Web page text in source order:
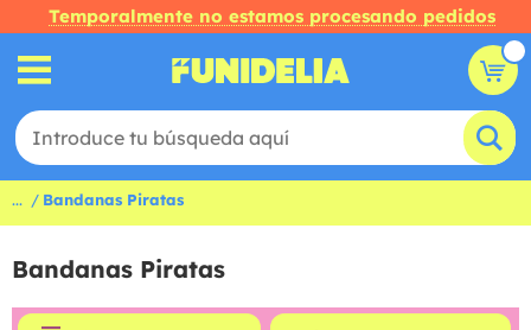
Temporalmente no estamos procesando pedidos
... Bandanas Piratas
Bandanas Piratas